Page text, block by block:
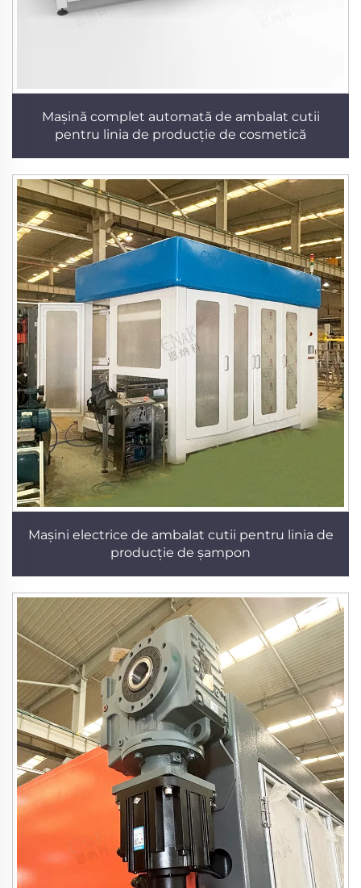
Mașină complet automată de ambalat cutii
pentru linia de producție de cosmetică
Mașini electrice de ambalat cutii pentru linia de
producție de șampon